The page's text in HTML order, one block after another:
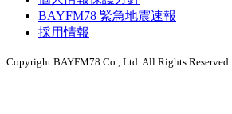
BAYFM78 緊急地震速報
採用情報
Copyright BAYFM78 Co., Ltd. All Rights Reserved.